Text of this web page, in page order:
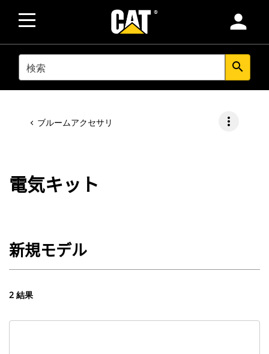
person
SEARCH search
ブルームアクセサリ more_vert
電気キット
新規モデル
2 結果